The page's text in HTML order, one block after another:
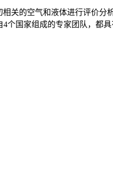
关的空气和液体进行评价分
4个国家组成的专家团队，都